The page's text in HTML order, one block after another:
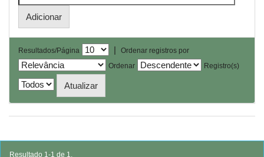
Resultados/Página |
Ordenar registros por
Ordenar
Registro(s)
Resultado 1-1 de 1.